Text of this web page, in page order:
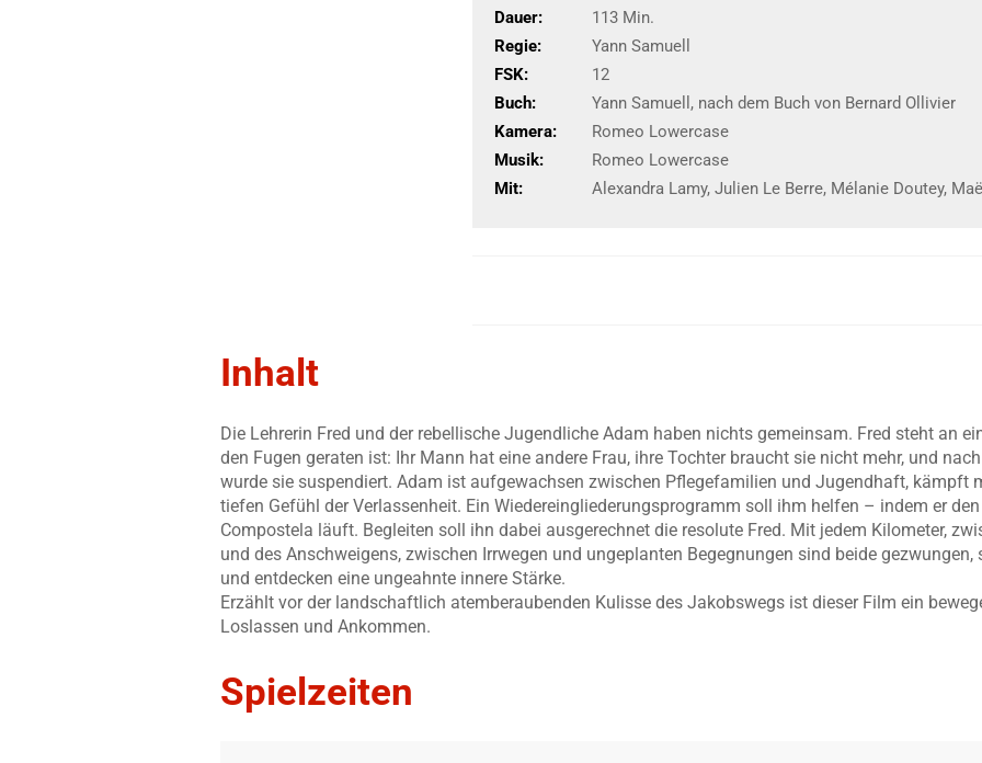
Dauer:
113 Min.
Regie:
Yann Samuell
FSK:
12
Buch:
Yann Samuell, nach dem Buch von Bernard Ollivier
Kamera:
Romeo Lowercase
Musik:
Romeo Lowercase
Mit:
Alexandra Lamy, Julien Le Berre, Mélanie Doutey,
Inhalt
Die Lehrerin Fred und der rebellische Jugendliche Adam haben nichts gemeinsam. Fred steht an
den Fugen geraten ist: Ihr Mann hat eine andere Frau, ihre Tochter braucht sie nicht mehr, und
wurde sie suspendiert. Adam ist aufgewachsen zwischen Pflegefamilien und Jugendhaft, kämpft
tiefen Gefühl der Verlassenheit. Ein Wiedereingliederungsprogramm soll ihm helfen – indem er
Compostela läuft. Begleiten soll ihn dabei ausgerechnet die resolute Fred. Mit jedem Kilometer,
und des Anschweigens, zwischen Irrwegen und ungeplanten Begegnungen sind beide
und entdecken eine ungeahnte innere Stärke.
Erzählt vor der landschaftlich atemberaubenden Kulisse des Jakobswegs ist dieser Film ein
Loslassen und Ankommen.
Spielzeiten